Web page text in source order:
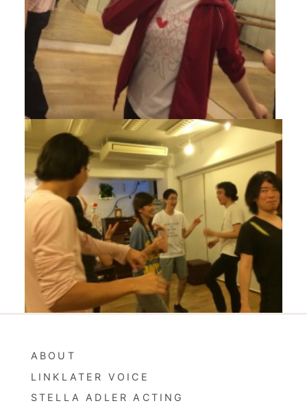
ABOUT
LINKLATER VOICE
STELLA ADLER ACTING